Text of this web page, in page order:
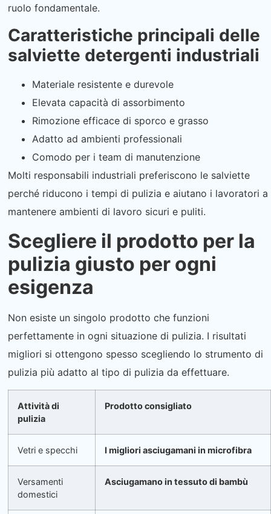
ruolo fondamentale.
Caratteristiche principali delle
salviette detergenti industriali
Materiale resistente e durevole
Elevata capacità di assorbimento
Rimozione efficace di sporco e grasso
Adatto ad ambienti professionali
Comodo per i team di manutenzione
Molti responsabili industriali preferiscono le salviette
perché riducono i tempi di pulizia e aiutano i lavoratori a
mantenere ambienti di lavoro sicuri e puliti.
Scegliere il prodotto per la
pulizia giusto per ogni
esigenza
Non esiste un singolo prodotto che funzioni
perfettamente in ogni situazione di pulizia. I risultati
migliori si ottengono spesso scegliendo lo strumento di
pulizia più adatto al tipo di pulizia da effettuare.
Attività di
pulizia
Prodotto consigliato
Vetri e specchi I migliori asciugamani in microfibra
Versamenti
domestici
Asciugamano in tessuto di bambù